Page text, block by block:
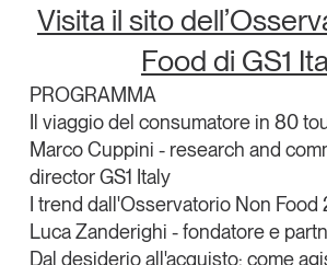
Tendenze è il magazine di GS1 Italy
modo indipendente il cambiamento e
consumo e dell’economia a
consumatori
GS1 Italy GS1 Italy GS1 Italy
Visita il sito
Food di GS1
PROGRAMMA
Il viaggio del consumatore in 80
Marco Cuppini - research and
directorGS1 Italy
I trend dall'Osservatorio Non Food
Luca Zanderighi - fondatore e
Dal desiderio all'acquisto: come